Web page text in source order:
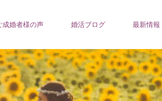
成婚者様の声 婚活ブログ 最新情報